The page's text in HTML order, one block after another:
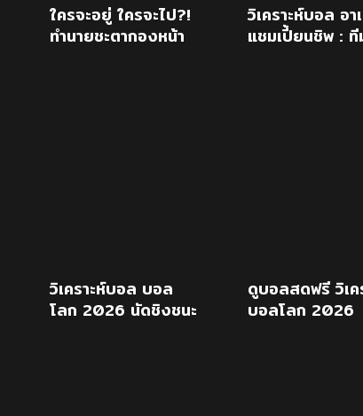
ใครจะอยู่ ใครจะไป?!
ทำนายชะตากองหน้า
วิเคราะห์บอล อา
แชมเปี้ยนชิพ : ที
วิเคราะห์บอล บอล
โลก 2026 นัดชิงชนะ
ดูบอลสดฟรี วิเค
บอลโลก 2026